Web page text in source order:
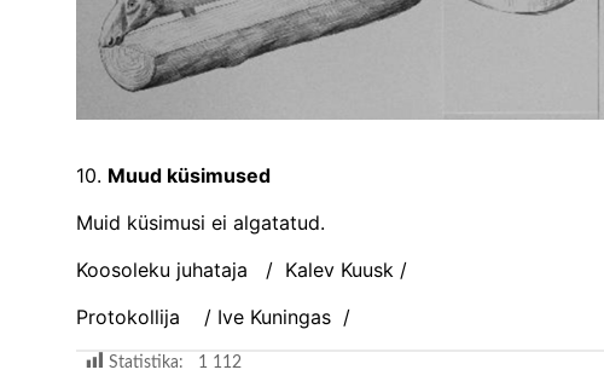
10. Muud küsimused
Muid küsimusi ei algatatud.
Koosoleku juhataja / Kalev Kuusk /
Protokollija / Ive Kuningas /
Statistika: 1 112